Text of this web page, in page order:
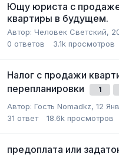
Ющу юриста с
квартиры в будущем.
Автор: Человек Светский,
0 ответов 3.1k просмотров
Налог с продажи
перепланировки
1
Автор: Гость Nomadkz, 12
31 ответ 18.6k просмотров
предоплата или